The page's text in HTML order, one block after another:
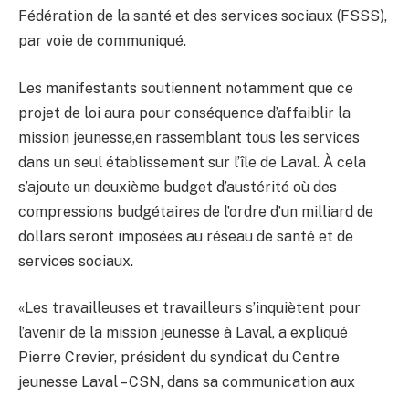
Fédération de la santé et des services sociaux (FSSS),
par voie de communiqué.
Les manifestants soutiennent notamment que ce
projet de loi aura pour conséquence d’affaiblir la
mission jeunesse,en rassemblant tous les services
dans un seul établissement sur l’île de Laval. À cela
s’ajoute un deuxième budget d’austérité où des
compressions budgétaires de l’ordre d’un milliard de
dollars seront imposées au réseau de santé et de
services sociaux.
«Les travailleuses et travailleurs s’inquiètent pour
l’avenir de la mission jeunesse à Laval, a expliqué
Pierre Crevier, président du syndicat du Centre
jeunesse Laval – CSN, dans sa communication aux